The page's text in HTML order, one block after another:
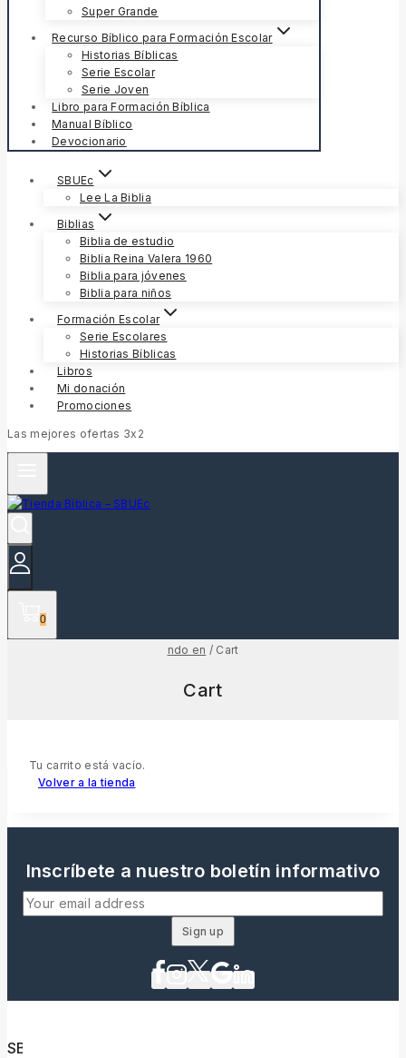
Super Grande
Recurso Bíblico para Formación Escolar
Historias Bíblicas
Serie Escolar
Serie Joven
Libro para Formación Bíblica
Manual Bíblico
Devocionario
SBUEc
Lee La Biblia
Biblias
Biblia de estudio
Biblia Reina Valera 1960
Biblia para jóvenes
Biblia para niños
Formación Escolar
Serie Escolares
Historias Bíblicas
Libros
Mi donación
Promociones
Las mejores ofertas 3x2
0
ndo en / Cart
Cart
Tu carrito está vacío.
Volver a la tienda
Inscríbete a nuestro boletín informativo
SBU Ecuador